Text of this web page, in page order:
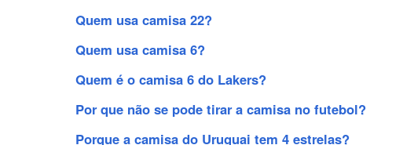
Quem usa camisa 22?
Quem usa camisa 6?
Quem é o camisa 6 do Lakers?
Por que não se pode tirar a camisa no futebol?
Porque a camisa do Uruguai tem 4 estrelas?